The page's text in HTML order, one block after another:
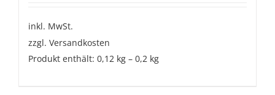
inkl. MwSt.
zzgl. Versandkosten
Produkt enthält: 0,12 kg – 0,2 kg